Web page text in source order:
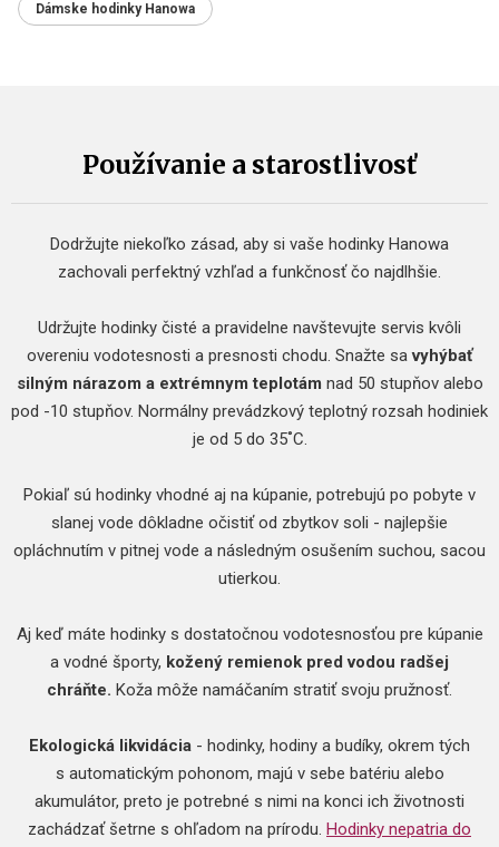
Dámske hodinky Hanowa
Používanie a starostlivosť
Dodržujte niekoľko zásad, aby si vaše hodinky Hanowa
zachovali perfektný vzhľad a funkčnosť čo najdlhšie.
Udržujte hodinky čisté a pravidelne navštevujte servis kvôli
overeniu vodotesnosti a presnosti chodu. Snažte savyhýbať
silným nárazom a extrémnym teplotám nad 50 stupňov alebo
pod -10 stupňov. Normálny prevádzkový teplotný rozsah hodiniek
je od 5 do 35˚C.
Pokiaľ sú hodinky vhodné aj na kúpanie, potrebujú po pobyte v
slanej vode dôkladne očistiť od zbytkov soli - najlepšie
opláchnutím v pitnej vode a následným osušením suchou, sacou
utierkou.
Aj keď máte hodinky s dostatočnou vodotesnosťou pre kúpanie
a vodné športy, kožený remienok pred vodou radšej
chráňte. Koža môže namáčaním stratiť svoju pružnosť.
Ekologická likvidácia - hodinky, hodiny a budíky, okrem tých
s automatickým pohonom, majú v sebe batériu alebo
akumulátor, preto je potrebné s nimi na konci ich životnosti
zachádzať šetrne s ohľadom na prírodu. Hodinky nepatria do